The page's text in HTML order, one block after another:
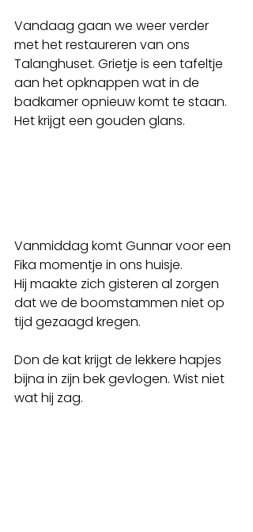
Vandaag gaan we weer verder
met het restaureren van ons
Talanghuset. Grietje is een tafeltje
aan het opknappen wat in de
badkamer opnieuw komt te staan.
Het krijgt een gouden glans.
Vanmiddag komt Gunnar voor een
Fika momentje in ons huisje.
Hij maakte zich gisteren al zorgen
dat we de boomstammen niet op
tijd gezaagd kregen.
Don de kat krijgt de lekkere hapjes
bijna in zijn bek gevlogen. Wist niet
wat hij zag.